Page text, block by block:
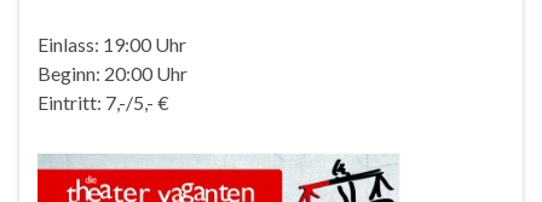
Einlass: 19:00 Uhr
Beginn: 20:00 Uhr
Eintritt: 7,-/5,- €